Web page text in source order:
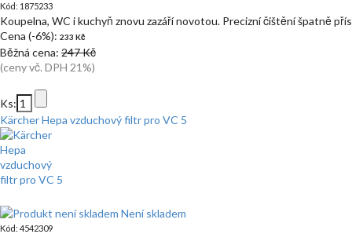
Kód: 1875233
Koupelna, WC i kuchyň znovu zazáří novotou. Precizní čištění špatně
Cena (-6%): 233 Kč
Běžná cena: 247 Kč
(ceny vč. DPH 21%)
Ks:
Kärcher Hepa vzduchový filtr pro VC 5
Není skladem
Kód: 4542309